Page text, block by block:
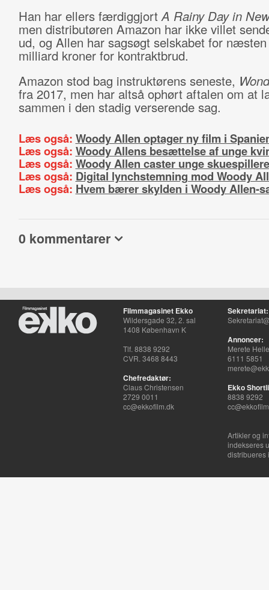
Han har ellers færdiggjortA Rainy Day in
men distributøren Amazon har ikke villet
ud, og Allen har sagsøgt selskabet for
milliard kroner for kontraktbrud.
Amazon stod bag instruktørens seneste,
fra 2017, men har altså ophørt aftalen om at
sammen i den stadig verserende sag.
Læs også: Woody Allen optager ny film i
Læs også: Woody Allens besættelse af unge
Læs også: Woody Allen caster unge
Læs også: Digital lynchstemning mod Woody
Læs også: Hvem bærer skylden i Woody Allen-
0 kommentarer
Filmmagasinet Ekko
Wildersgade 32, 2. sal
1408 København K
Tlf. 8838 9292
CVR. 3468 8443
Chefredaktør:
Claus Christensen
2729 0011
cc@ekkofilm.dk
Sekretariat:
Annoncer:
Merete
6111 5851
Ekko
8838 9292
Artikler og
indekseres
distribueres